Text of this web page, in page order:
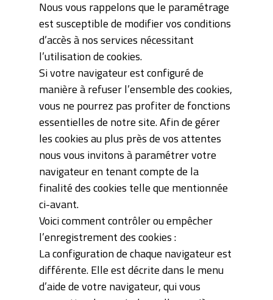
Nous vous rappelons que le paramétrage
est susceptible de modifier vos conditions
d’accès à nos services nécessitant
l’utilisation de cookies.
Si votre navigateur est configuré de
manière à refuser l’ensemble des cookies,
vous ne pourrez pas profiter de fonctions
essentielles de notre site. Afin de gérer
les cookies au plus près de vos attentes
nous vous invitons à paramétrer votre
navigateur en tenant compte de la
finalité des cookies telle que mentionnée
ci-avant.
Voici comment contrôler ou empêcher
l’enregistrement des cookies :
La configuration de chaque navigateur est
différente. Elle est décrite dans le menu
d’aide de votre navigateur, qui vous